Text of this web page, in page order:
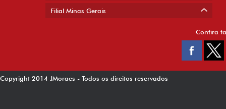
Filial Minas Gerais
Confira
Copyright 2014 JMoraes - Todos os direitos reservados